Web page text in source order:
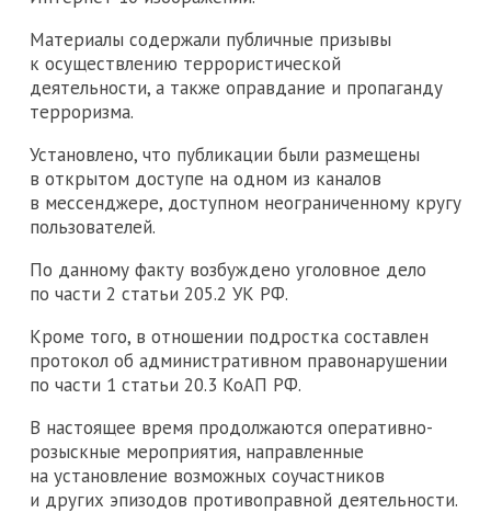
Материалы содержали публичные призывы
к осуществлению террористической
деятельности, а также оправдание и пропаганду
терроризма.
Установлено, что публикации были размещены
в открытом доступе на одном из каналов
в мессенджере, доступном неограниченному кругу
пользователей.
По данному факту возбуждено уголовное дело
по части 2 статьи 205.2 УК РФ.
Кроме того, в отношении подростка составлен
протокол об административном правонарушении
по части 1 статьи 20.3 КоАП РФ.
В настоящее время продолжаются оперативно-
розыскные мероприятия, направленные
на установление возможных соучастников
и других эпизодов противоправной деятельности.